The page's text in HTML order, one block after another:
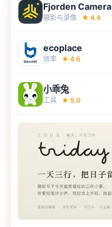
Fjorden Camera
摄影与录像 ★ 4.4
ecoplace
效率 ★ 4.6
小乖兔
工具 ★ 5.0